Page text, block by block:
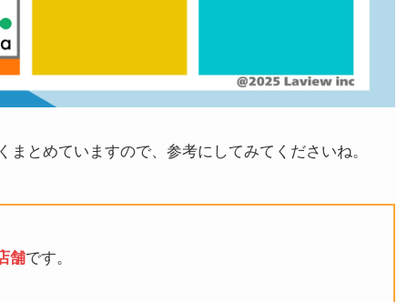
とめていますので、参考にしてみてくださいね。
舗です。